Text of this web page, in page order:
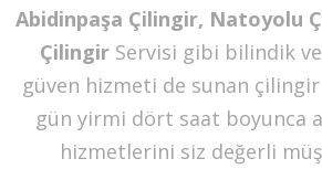
Abidinpaşa Çilingir, Natoyolu
Çilingir Servisi gibi bilindik
güven hizmeti de sunan çilingir
gün yirmi dört saat boyunca
hizmetlerini siz değerli